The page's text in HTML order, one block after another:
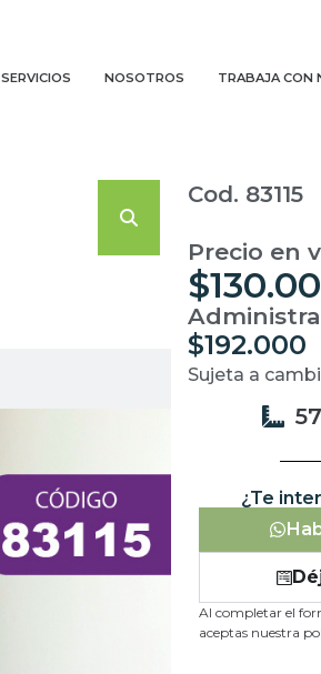
SERVICIOS NOSOTROS TRABAJA CON
Cod. 83115
Precio en
$192.000
Sujeta a
¿Te
Al completar el
aceptas nuestra